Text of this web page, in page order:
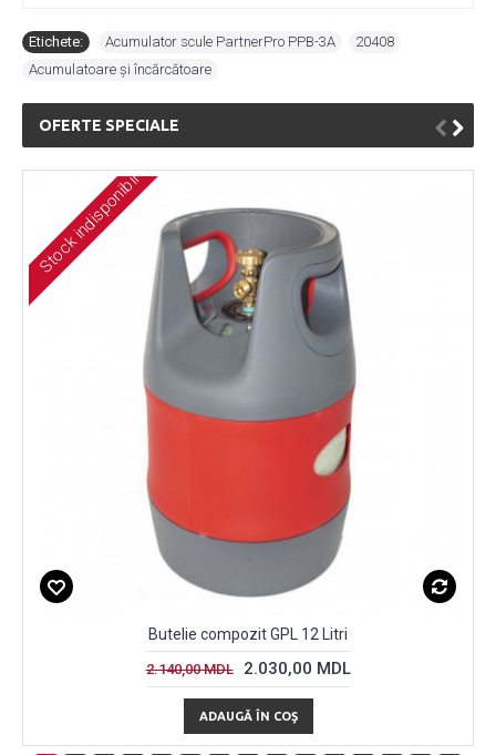
Etichete: Acumulator scule PartnerPro PPB-3A 20408
Acumulatoare și încărcătoare
OFERTE SPECIALE
Stock indisponibil
Butelie compozit GPL 12 Litri
2.140,00 MDL 2.030,00 MDL
ADAUGĂ ÎN COŞ